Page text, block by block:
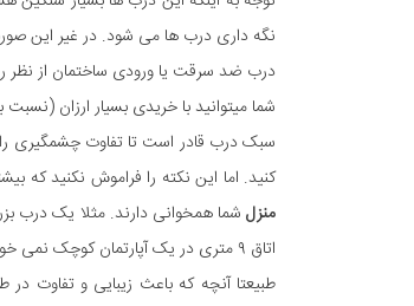
نگه داری درب ها می شود. در غیر این
درب ضد سرقت یا ورودی ساختمان از نظر
شما میتوانید با خریدی بسیار ارزان
سبک درب قادر است تا تفاوت چشمگیری را
کنید. اما این نکته را فراموش نکنید که
منزل شما همخوانی دارند. مثلا یک درب
اتاق ۹ متری در یک آپارتمان کوچک نمی خورد.
طبیعتا آنچه که باعث زیبایی و